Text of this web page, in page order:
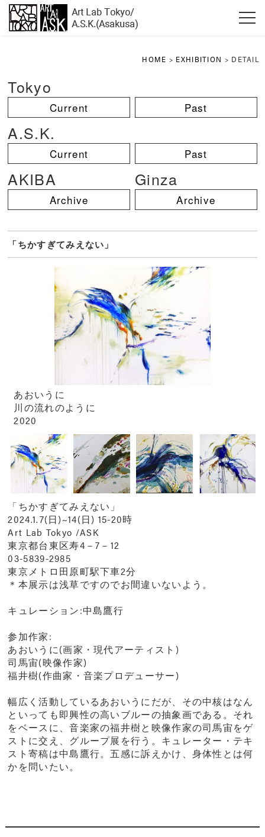
HOME > EXHIBITION > DETAIL
Tokyo
Current Past
A.S.K.
Current Past
AKIBA
Archive
Ginza
Archive
「ちかすぎてみえない」
あおいうに
川の流れのように
2020
「ちかすぎてみえない」
2024.1.7(日)~14(日) 15-20時
Art Lab Tokyo /ASK
東京都台東区寿4－7－12
03-5839-2985
東京メトロ田原町駅下車2分
＊本展示は浅草ですのでお間違いないよう。
キュレーション:中島鷹行
参加作家:
あおいうに(画家・現代アーティスト)
司馬宙(映像作家)
福井樹(作曲家・音楽プロデューサー)
幅広く活動しているあおいうにだが、その中核はなん
といっても即興性の高いブルーの抽象画である。それ
をベースに、音楽家の福井樹と映像作家の司馬宙をゲ
ストに交え、グループ展を行う。キュレーター・テキ
スト寄稿は中島鷹行。五感に訴えかけ、身体性とは何
かを問いたい。